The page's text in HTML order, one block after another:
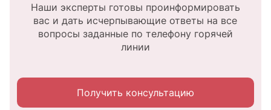
Наши эксперты готовы проинформировать
вас и дать исчерпывающие ответы на все
вопросы заданные по телефону горячей
линии
Получить консультацию